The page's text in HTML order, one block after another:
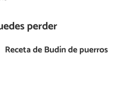
perder
Receta de Budín de puerros